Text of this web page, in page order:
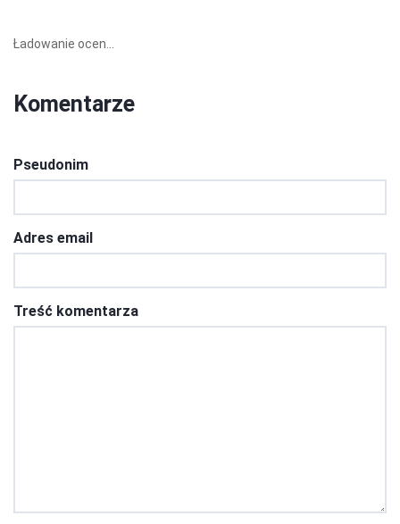
Ładowanie ocen...
Komentarze
Pseudonim
Adres email
Treść komentarza